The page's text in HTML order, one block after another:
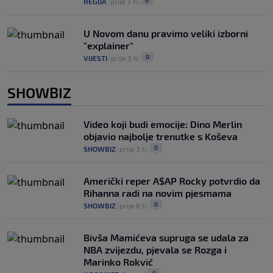
U Novom danu pravimo veliki izborni
"explainer"
VIJESTI prije 3 h 0
SHOWBIZ
Video koji budi emocije: Dino Merlin
objavio najbolje trenutke s Koševa
SHOWBIZ prije 3 h 0
Američki reper A$AP Rocky potvrdio da
Rihanna radi na novim pjesmama
SHOWBIZ prije 6 h 0
Bivša Mamićeva supruga se udala za
NBA zvijezdu, pjevala se Rozga i
Marinko Rokvić